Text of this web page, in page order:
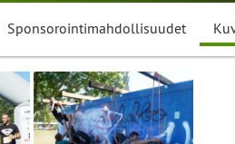
Sponsorointimahdollisuudet